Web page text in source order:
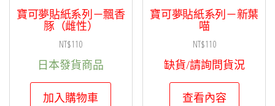
寶可夢貼紙系列－飄香
豚（雌性）
NT$110
日本發貨商品
加入購物車
寶可夢貼紙系列－新葉
喵
NT$110
缺貨/請詢問貨況
查看內容